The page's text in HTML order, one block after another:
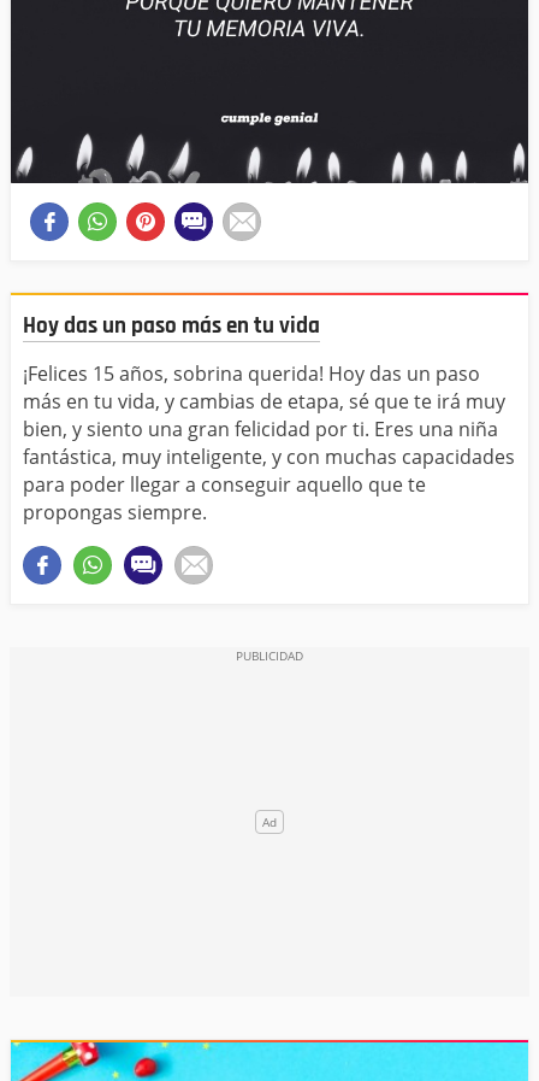
Hoy das un paso más en tu vida
¡Felices 15 años, sobrina querida! Hoy das un paso
más en tu vida, y cambias de etapa, sé que te irá muy
bien, y siento una gran felicidad por ti. Eres una niña
fantástica, muy inteligente, y con muchas capacidades
para poder llegar a conseguir aquello que te
propongas siempre.